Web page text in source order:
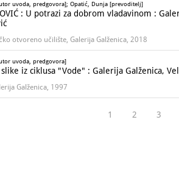
uvoda, predgovora]; Opatić, Dunja [prevoditelj]
: U potrazi za dobrom vladavinom :
otvoreno učilište, Galerija Galženica, 2018
uvoda, predgovora]
: slike iz ciklusa "Vode" : Galerija Galženica,
Galženica, 1997
1 2 3